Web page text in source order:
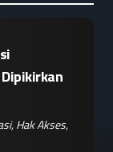
,Hak Akses,